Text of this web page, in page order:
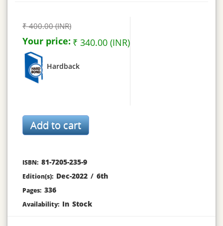
₹ 400.00 (INR)
Your price: ₹ 340.00 (INR)
Hardback
ISBN: 81-7205-235-9
Edition(s): Dec-2022 / 6th
Pages: 336
Availability: In Stock